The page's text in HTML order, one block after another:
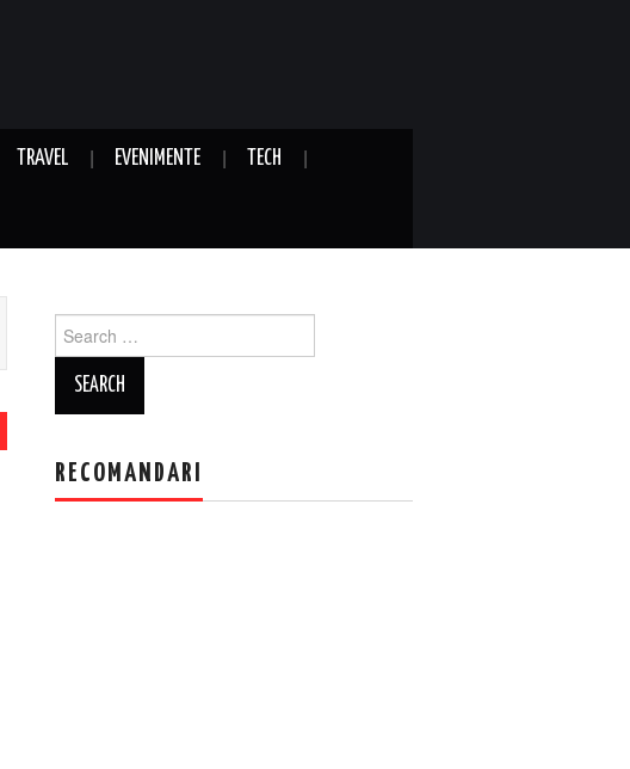
TRAVEL EVENIMENTE TECH
for:
RECOMANDARI